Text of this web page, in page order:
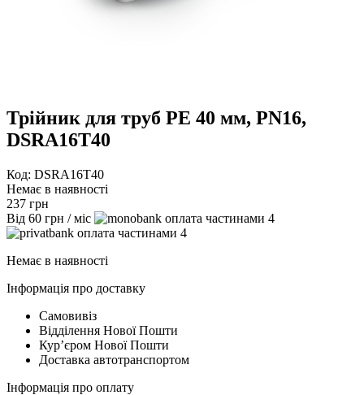
Трійник для труб PE 40 мм, PN16,
DSRA16T40
Код: DSRA16T40
Немає в наявності
237 грн
Від 60 грн / міс
4
4
Немає в наявності
Інформація про доставку
Самовивіз
Відділення Нової Пошти
Курʼєром Нової Пошти
Доставка автотранспортом
Інформація про оплату